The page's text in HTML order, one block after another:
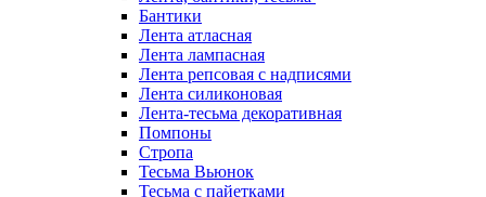
Бантики
Лента атласная
Лента лампасная
Лента репсовая с надписями
Лента силиконовая
Лента-тесьма декоративная
Помпоны
Стропа
Тесьма Вьюнок
Тесьма с пайетками